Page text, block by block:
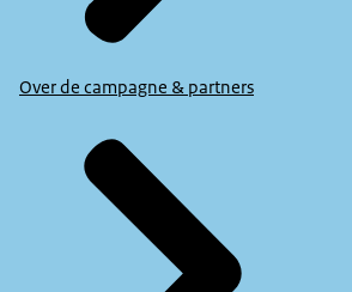
Over de campagne & partners